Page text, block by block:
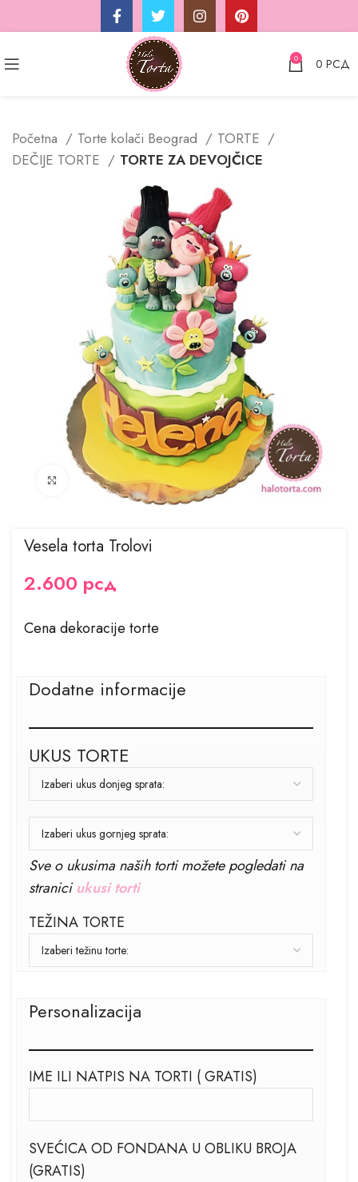
0 0 РСД
Početna Torte kolači Beograd
TORTE
DEČIJE TORTE
TORTE ZA DEVOJČICE
Kliknite za uvećanje
Vesela torta Trolovi
2.600 рсд
Cena dekoracije torte
Dodatne informacije
UKUS TORTE
Sve o ukusima naših torti možete pogledati na
straniciukusi torti
TEŽINA TORTE
Personalizacija
IME ILI NATPIS NA TORTI ( GRATIS)
SVEĆICA OD FONDANA U OBLIKU BROJA
(GRATIS)